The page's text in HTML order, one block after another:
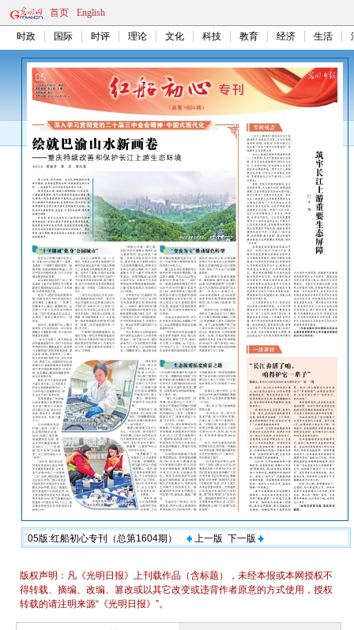
首页 English
时政 国际 时评 理论 文化 科技 教育 经济 生活
05版:红船初心专刊（总第1604期） 上一版 下一版